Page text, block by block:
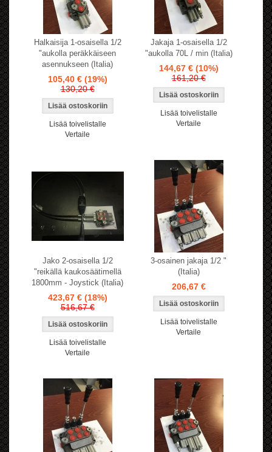
Halkaisija 1-osaisella 1/2
"aukolla peräkkäiseen
asennukseen (Italia)
105,40 € (19%)
130,20 €
Lisää toivelistalle
Vertaile
Jakaja 1-osaisella 1/2
"aukolla 70L / min (Italia)
144,67 € (10%)
161,20 €
Lisää toivelistalle
Vertaile
Jako 2-osaisella 1/2
"reikällä kaukosäätimellä
1800mm - Joystick (Italia)
423,67 € (18%)
516,67 €
Lisää toivelistalle
Vertaile
3-osainen jakaja 1/2 "
(Italia)
206,67 €
Lisää toivelistalle
Vertaile